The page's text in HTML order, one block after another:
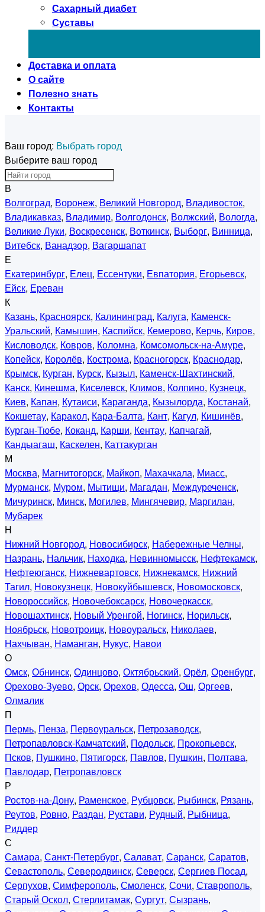
Сахарный диабет
Суставы
Доставка и оплата
О сайте
Полезно знать
Контакты
Ваш город: Выбрать город
Выберите ваш город
В
Волгоград, Воронеж, Великий Новгород, Владивосток,
Владикавказ, Владимир, Волгодонск, Волжский, Вологда,
Великие Луки, Воскресенск, Воткинск, Выборг, Винница,
Витебск, Ванадзор, Вагаршапат
Е
Екатеринбург, Елец, Ессентуки, Евпатория, Егорьевск,
Ейск, Ереван
К
Казань, Красноярск, Калининград, Калуга, Каменск-
Уральский, Камышин, Каспийск, Кемерово, Керчь, Киров,
Кисловодск, Ковров, Коломна, Комсомольск-на-Амуре,
Копейск, Королёв, Кострома, Красногорск, Краснодар,
Крымск, Курган, Курск, Кызыл, Каменск-Шахтинский,
Канск, Кинешма, Киселевск, Климов, Колпино, Кузнецк,
Киев, Капан, Кутаиси, Караганда, Кызылорда, Костанай,
Кокшетау, Каракол, Кара-Балта, Кант, Кагул, Кишинёв,
Курган-Тюбе, Коканд, Карши, Кентау, Капчагай,
Кандыагаш, Каскелен, Каттакурган
М
Москва, Магнитогорск, Майкоп, Махачкала, Миасс,
Мурманск, Муром, Мытищи, Магадан, Междуреченск,
Мичуринск, Минск, Могилев, Мингячевир, Маргилан,
Мубарек
Н
Нижний Новгород, Новосибирск, Набережные Челны,
Назрань, Нальчик, Находка, Невинномысск, Нефтекамск,
Нефтеюганск, Нижневартовск, Нижнекамск, Нижний
Тагил, Новокузнецк, Новокуйбышевск, Новомосковск,
Новороссийск, Новочебоксарск, Новочеркасск,
Новошахтинск, Новый Уренгой, Ногинск, Норильск,
Ноябрьск, Новотроицк, Новоуральск, Николаев,
Нахчыван, Наманган, Нукус, Навои
О
Омск, Обнинск, Одинцово, Октябрьский, Орёл, Оренбург,
Орехово-Зуево, Орск, Орехов, Одесса, Ош, Оргеев,
Олмалик
П
Пермь, Пенза, Первоуральск, Петрозаводск,
Петропавловск-Камчатский, Подольск, Прокопьевск,
Псков, Пушкино, Пятигорск, Павлов, Пушкин, Полтава,
Павлодар, Петропавловск
Р
Ростов-на-Дону, Раменское, Рубцовск, Рыбинск, Рязань,
Реутов, Ровно, Раздан, Рустави, Рудный, Рыбница,
Риддер
С
Самара, Санкт-Петербург, Салават, Саранск, Саратов,
Севастополь, Северодвинск, Северск, Сергиев Посад,
Серпухов, Симферополь, Смоленск, Сочи, Ставрополь,
Старый Оскол, Стерлитамак, Сургут, Сызрань,